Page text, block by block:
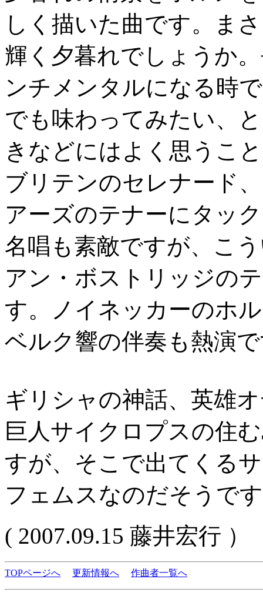
しく描いた曲です。ま
輝く夕暮れでしょうか
ンチメンタルになる時
でも味わってみたい、
きなどにはよく思うこ
ブリテンのセレナード
アーズのテナーにタッ
名唱も素敵ですが、こ
アン・ボストリッジの
す。ノイネッカーのホ
ベルク響の伴奏も熱演で
ギリシャの神話、英雄
巨人サイクロプスの住
すが、そこで出てくる
フェムスなのだそうで
( 2007.09.15 藤井宏行 ）
TOPページへ 更新情報へ 作曲者一覧へ